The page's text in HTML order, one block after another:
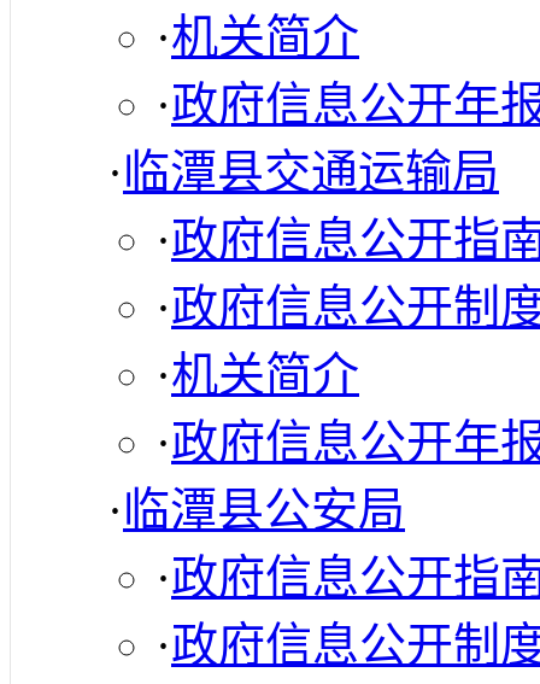
·机关简介
·政府信息公开年
·临潭县交通运输局
·政府信息公开指
·政府信息公开制
·机关简介
·政府信息公开年
·临潭县公安局
·政府信息公开指
·政府信息公开制